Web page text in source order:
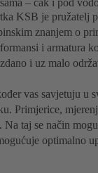
– čak i pod
KSB je pružatelj
znanjem o
i armatura
i uz malo
vas savjetuju u
Primjerice,
Na taj se način
optimalno